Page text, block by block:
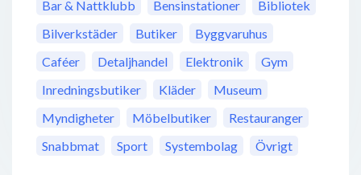
Bar & Nattklubb
Bensinstationer
Bibliotek
Bilverkstäder
Butiker
Byggvaruhus
Caféer
Detaljhandel Elektronik
Gym
Inredningsbutiker
Kläder
Museum
Myndigheter
Möbelbutiker
Restauranger
Snabbmat
Sport Systembolag Övrigt